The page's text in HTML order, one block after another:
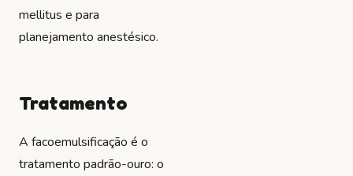
mellitus e para
planejamento anestésico.
Tratamento
A facoemulsificação é o
tratamento padrão-ouro: o